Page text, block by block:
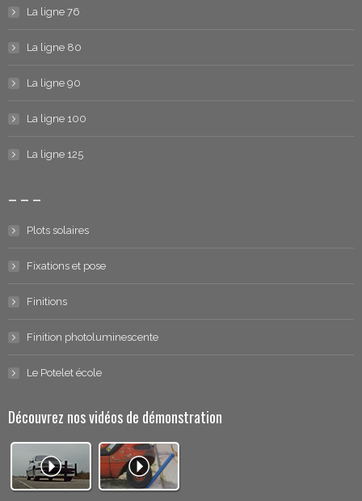
La ligne 76
La ligne 80
La ligne 90
La ligne 100
La ligne 125
– – –
Plots solaires
Fixations et pose
Finitions
Finition photoluminescente
Le Potelet école
Découvrez nos vidéos de démonstration